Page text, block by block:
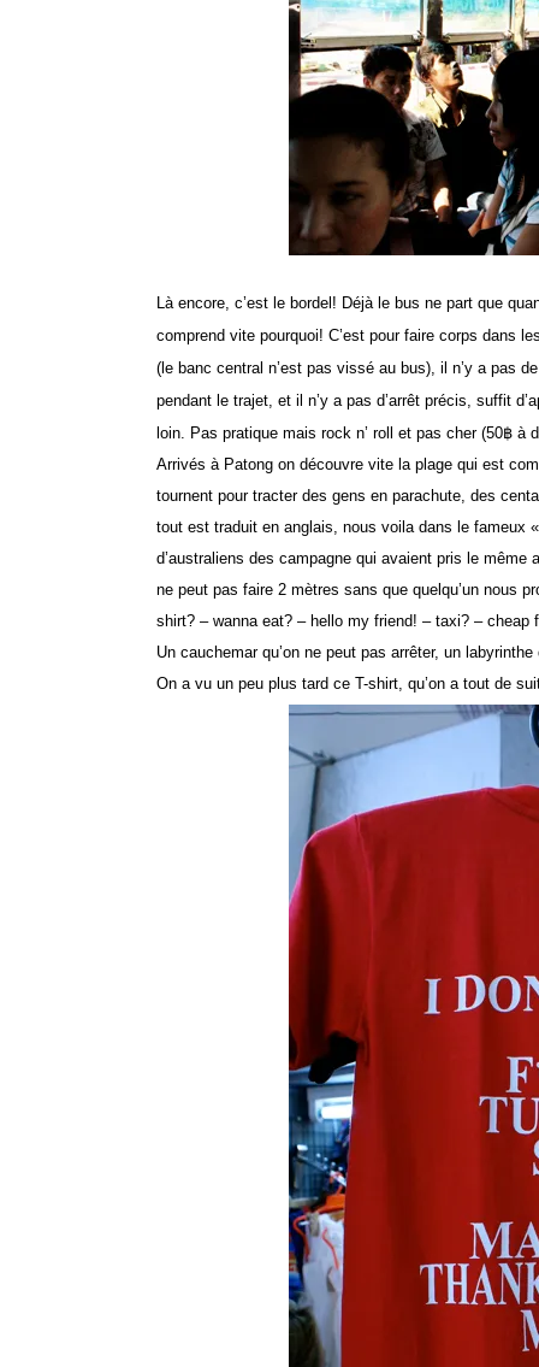
Là encore, c’est le bordel! Déjà le bus ne part que
comprend vite pourquoi! C’est pour faire corps dans
(le banc central n’est pas vissé au bus), il n’y a pas
pendant le trajet, et il n’y a pas d’arrêt précis, suffit
loin. Pas pratique mais rock n’ roll et pas cher (50฿ à
Arrivés à Patong on découvre vite la plage qui est
tournent pour tracter des gens en parachute, des
tout est traduit en anglais, nous voila dans le fameux
d’australiens des campagne qui avaient pris le
ne peut pas faire 2 mètres sans que quelqu’un nous
shirt? – wanna eat? – hello my friend! – taxi? – cheap
Un cauchemar qu’on ne peut pas arrêter, un
On a vu un peu plus tard ce T-shirt, qu’on a tout de